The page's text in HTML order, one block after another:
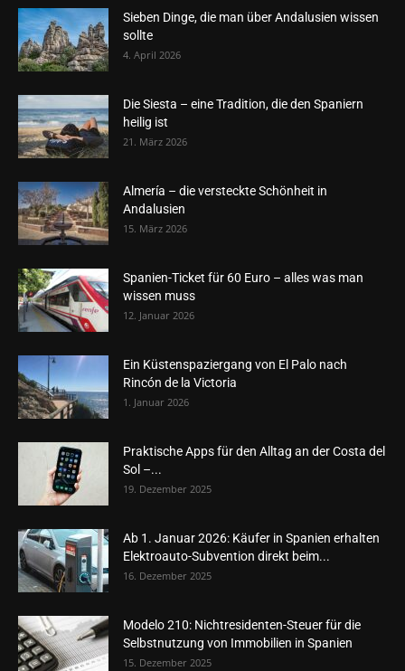
Sieben Dinge, die man über Andalusien wissen
sollte
4. April 2026
Die Siesta – eine Tradition, die den Spaniern
heilig ist
21. März 2026
Almería – die versteckte Schönheit in
Andalusien
15. März 2026
Spanien-Ticket für 60 Euro – alles was man
wissen muss
12. Januar 2026
Ein Küstenspaziergang von El Palo nach
Rincón de la Victoria
1. Januar 2026
Praktische Apps für den Alltag an der Costa del
Sol –...
19. Dezember 2025
Ab 1. Januar 2026: Käufer in Spanien erhalten
Elektroauto-Subvention direkt beim...
16. Dezember 2025
Modelo 210: Nichtresidenten-Steuer für die
Selbstnutzung von Immobilien in Spanien
15. Dezember 2025